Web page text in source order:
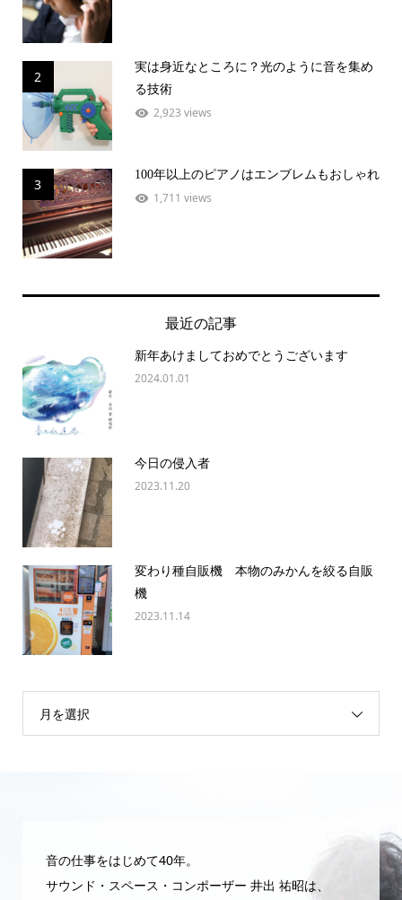
2
実は身近なところに？光のように音を集め
る技術
2,923 views
3
100年以上のピアノはエンブレムもおしゃれ
1,711 views
最近の記事
新年あけましておめでとうございます
2024.01.01
今日の侵入者
2023.11.20
変わり種自販機 本物のみかんを絞る自販
機
2023.11.14
月を選択
音の仕事をはじめて40年。
サウンド・スペース・コンポーザー 井出 祐昭は、